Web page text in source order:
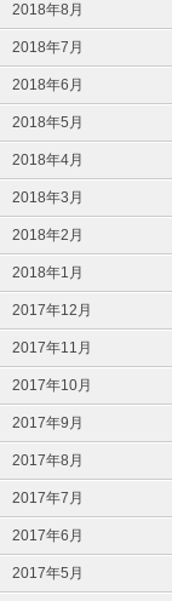
2018年8月
2018年7月
2018年6月
2018年5月
2018年4月
2018年3月
2018年2月
2018年1月
2017年12月
2017年11月
2017年10月
2017年9月
2017年8月
2017年7月
2017年6月
2017年5月